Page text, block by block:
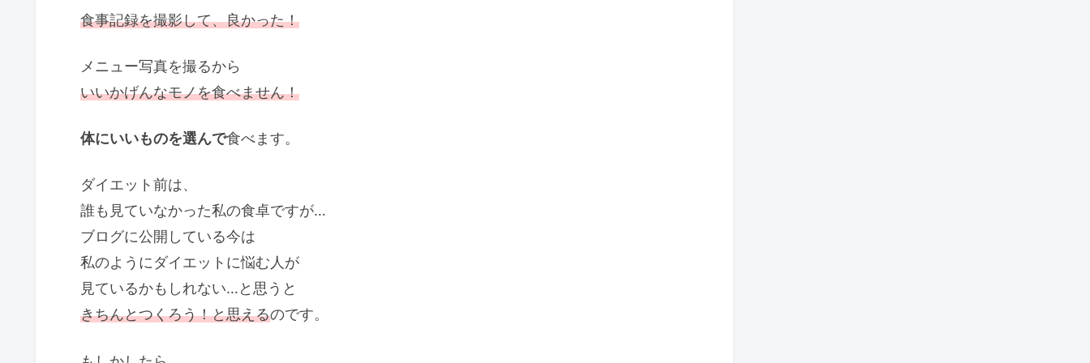
食事記録を撮影して、良かった！
メニュー写真を撮るから
いいかげんなモノを食べません！
体にいいものを選んで食べます。
ダイエット前は、
誰も見ていなかった私の食卓ですが…
ブログに公開している今は
私のようにダイエットに悩む人が
見ているかもしれない…と思うと
きちんとつくろう！と思えるのです。